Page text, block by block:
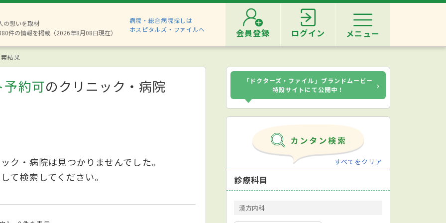
の想いを取材
件の情報を掲載（2026年8月08日現在）
病院・総合病院探しは
ホスピタルズ・ファイルへ
会員登録 ログイン メニュー
結果
約可のクリニック・病院
ク・病院は見つかりませんでした。
て検索してください。
「ドクターズ・ファイル」ブランドムービー
特設サイトにて公開中！
›
すべてをクリア
診療科目
漢方内科